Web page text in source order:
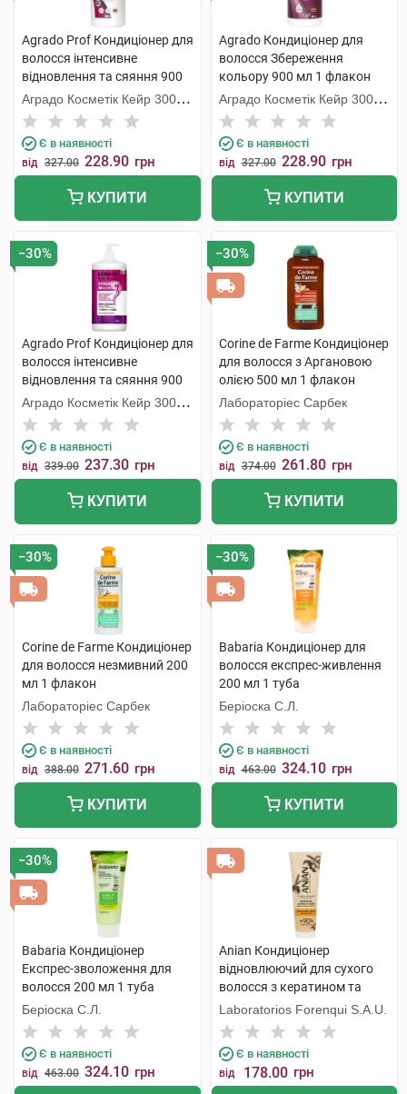
Agrado Prof Кондиціонер для
волосся інтенсивне
відновлення та сяяння 900
мл 1 флакон
Аградо Косметік Кейр 3000
С.Л.У.
Є в наявності
від 327.00 228.90 грн
КУПИТИ
Agrado Кондиціонер для
волосся Збереження
кольору 900 мл 1 флакон
Аградо Косметік Кейр 3000
С.Л.У.
Є в наявності
від 327.00 228.90 грн
КУПИТИ
−30%
Agrado Prof Кондиціонер для
волосся інтенсивне
відновлення та сяяння 900
мл 1 флакон
Аградо Косметік Кейр 3000
С.Л.У.
Є в наявності
від 339.00 237.30 грн
КУПИТИ
−30%
Corine de Farme Кондиціонер
для волосся з Аргановою
олією 500 мл 1 флакон
Лабораторіес Сарбек
Є в наявності
від 374.00 261.80 грн
КУПИТИ
−30%
Corine de Farme Кондиціонер
для волосся незмивний 200
мл 1 флакон
Лабораторіес Сарбек
Є в наявності
від 388.00 271.60 грн
КУПИТИ
−30%
Babaria Кондиціонер для
волосся експрес-живлення
200 мл 1 туба
Беріоска С.Л.
Є в наявності
від 463.00 324.10 грн
КУПИТИ
−30%
Babaria Кондиціонер
Експрес-зволоження для
волосся 200 мл 1 туба
Беріоска С.Л.
Є в наявності
від 463.00 324.10 грн
Anian Кондиціонер
відновлюючий для сухого
волосся з кератином та
жожоба 250 мл 1 туба
Laboratorios Forenqui S.A.U.
Є в наявності
від 178.00 грн